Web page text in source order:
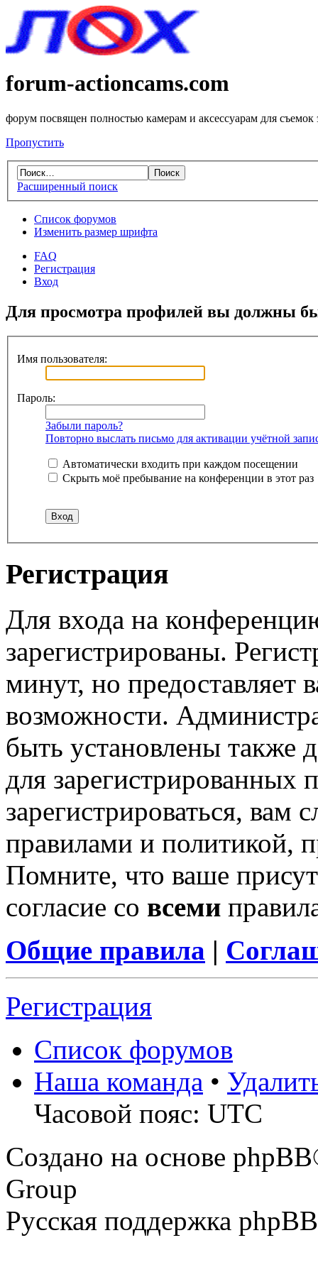
forum-actioncams.com
форум посвящен полностью камерам и аксессуарам для съемок
Пропустить
Расширенный поиск
Список форумов
Изменить размер шрифта
FAQ
Регистрация
Вход
Для просмотра профилей вы должны
Имя пользователя:
Пароль:
Забыли пароль?
Повторно выслать письмо для активации учётной
Автоматически входить при каждом посещении
Скрыть моё пребывание на конференции в этот раз
Регистрация
Для входа на
зарегистрированы.
минут, но предоставляет
возможности.
быть установлены также
для зарегистрированных
зарегистрироваться, вам
правилами и политикой,
Помните, что ваше
согласие со всеми
Общие правила |
Регистрация
Список форумов
Наша команда •
Часовой пояс: UTC
Создано на основе
Group
Русская поддержка phpBB